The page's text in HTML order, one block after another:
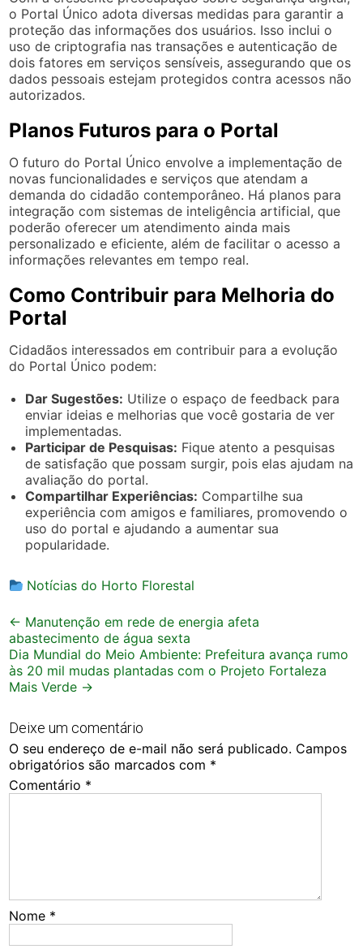
o Portal Único adota diversas medidas para garantir a
proteção das informações dos usuários. Isso inclui o
uso de criptografia nas transações e autenticação de
dois fatores em serviços sensíveis, assegurando que os
dados pessoais estejam protegidos contra acessos não
autorizados.
Planos Futuros para o Portal
O futuro do Portal Único envolve a implementação de
novas funcionalidades e serviços que atendam a
demanda do cidadão contemporâneo. Há planos para
integração com sistemas de inteligência artificial, que
poderão oferecer um atendimento ainda mais
personalizado e eficiente, além de facilitar o acesso a
informações relevantes em tempo real.
Como Contribuir para Melhoria do
Portal
Cidadãos interessados em contribuir para a evolução
do Portal Único podem:
Dar Sugestões: Utilize o espaço de feedback para
enviar ideias e melhorias que você gostaria de ver
implementadas.
Participar de Pesquisas: Fique atento a pesquisas
de satisfação que possam surgir, pois elas ajudam na
avaliação do portal.
Compartilhar Experiências: Compartilhe sua
experiência com amigos e familiares, promovendo o
uso do portal e ajudando a aumentar sua
popularidade.
Notícias do Horto Florestal
Post
navigation
← Manutenção em rede de energia afeta
abastecimento de água sexta
Dia Mundial do Meio Ambiente: Prefeitura avança rumo
às 20 mil mudas plantadas com o Projeto Fortaleza
Mais Verde →
Deixe um comentário
O seu endereço de e-mail não será publicado. Campos
obrigatórios são marcados com *
Comentário *
Nome *